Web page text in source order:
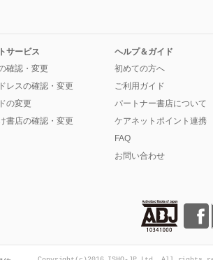
サービス
確認・変更
レスの確認・変更
の変更
書店の確認・変更
ヘルプ＆ガイド
初めての方へ
ご利用ガイド
パートナー書店について
ケアネットポイント連携
FAQ
お問い合わせ